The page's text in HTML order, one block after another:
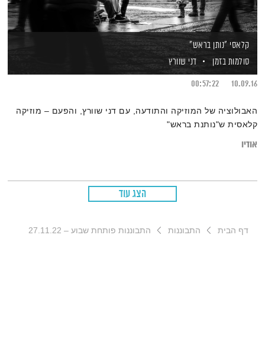
קלאסי "נותן בראש"
סולמות בזמן
דני שוורץ
10.09.16
00:57:22
האבולוציה של המוזיקה והתודעה, עם דני שוורץ, והפעם – מוזיקה
קלאסית ש"נותנת בראש"
אודיו
הצג עוד
דף הבית התבוננות התבוננות פותחת שבוע – 27.11.22